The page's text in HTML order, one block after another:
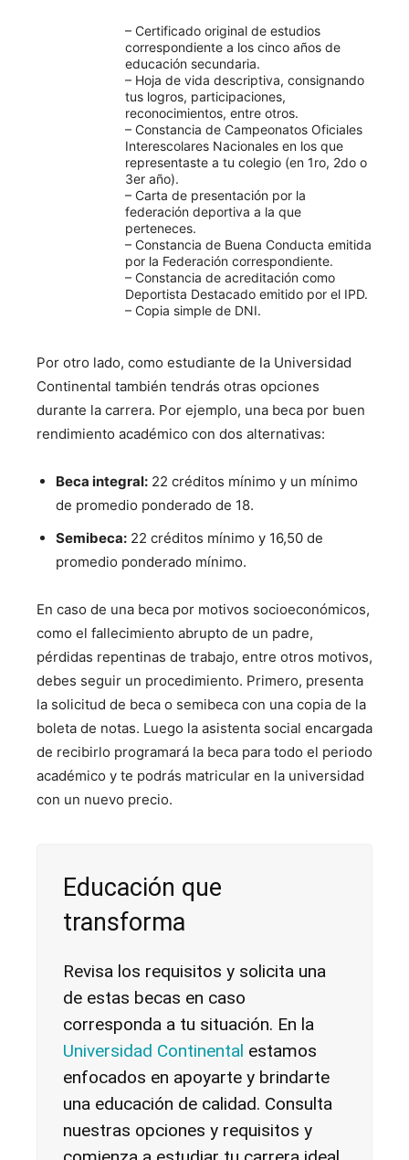
– Certificado original de estudios
correspondiente a los cinco años de
educación secundaria.
– Hoja de vida descriptiva, consignando
tus logros, participaciones,
reconocimientos, entre otros.
– Constancia de Campeonatos Oficiales
Interescolares Nacionales en los que
representaste a tu colegio (en 1ro, 2do o
3er año).
– Carta de presentación por la
federación deportiva a la que
perteneces.
– Constancia de Buena Conducta emitida
por la Federación correspondiente.
– Constancia de acreditación como
Deportista Destacado emitido por el IPD.
– Copia simple de DNI.
Por otro lado, como estudiante de la Universidad
Continental también tendrás otras opciones
durante la carrera. Por ejemplo, una beca por buen
rendimiento académico con dos alternativas:
Beca integral: 22 créditos mínimo y un mínimo
de promedio ponderado de 18.
Semibeca: 22 créditos mínimo y 16,50 de
promedio ponderado mínimo.
En caso de una beca por motivos socioeconómicos,
como el fallecimiento abrupto de un padre,
pérdidas repentinas de trabajo, entre otros motivos,
debes seguir un procedimiento. Primero, presenta
la solicitud de beca o semibeca con una copia de la
boleta de notas. Luego la asistenta social encargada
de recibirlo programará la beca para todo el periodo
académico y te podrás matricular en la universidad
con un nuevo precio.
Educación que
transforma
Revisa los requisitos y solicita una
de estas becas en caso
corresponda a tu situación. En la
Universidad Continental estamos
enfocados en apoyarte y brindarte
una educación de calidad. Consulta
nuestras opciones y requisitos y